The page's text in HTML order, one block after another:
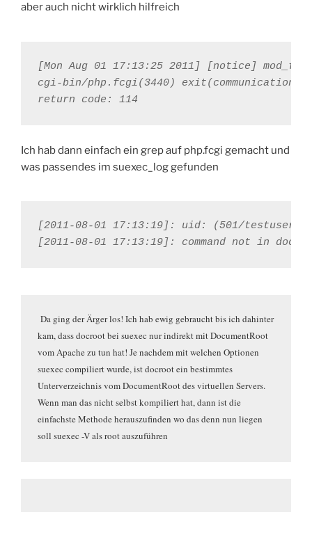
aber auch nicht wirklich hilfreich
[Mon Aug 01 17:13:25 2011] [notice]
cgi-bin/php.fcgi(3440)
return code: 114
Ich hab dann einfach ein grep auf php.fcgi gemacht und
was passendes im suexec_log gefunden
[2011-08-01 17:13:19]: uid: (501/testuser)
[2011-08-01 17:13:19]: command not in
Da ging der Ärger los! Ich hab ewig gebraucht bis ich dahinter
kam, dass docroot bei suexec nur indirekt mit DocumentRoot
vom Apache zu tun hat! Je nachdem mit welchen Optionen
suexec compiliert wurde, ist docroot ein bestimmtes
Unterverzeichnis vom DocumentRoot des virtuellen Servers.
Wenn man das nicht selbst kompiliert hat, dann ist die
einfachste Methode herauszufinden wo das denn nun liegen
soll suexec -V als root auszuführen